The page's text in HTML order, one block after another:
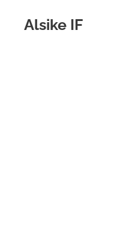
Alsike IF